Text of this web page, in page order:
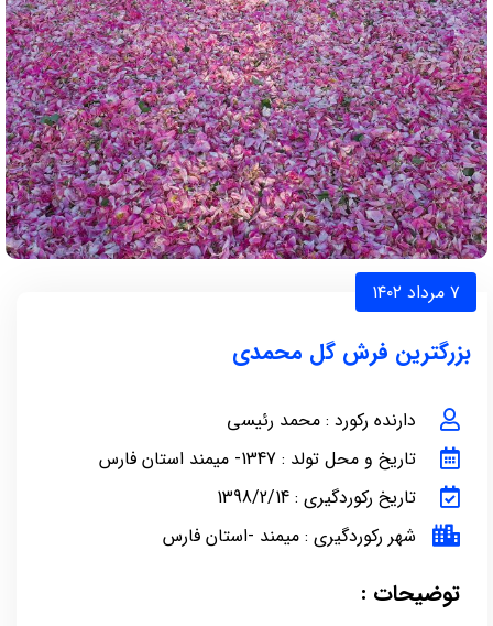
۷ مرداد ۱۴۰۲
بزرگترین فرش گل محمدی
دارنده رکورد : محمد رئیسی
تاریخ و محل تولد : 1347- میمند استان فارس
تاریخ رکوردگیری : 1398/2/14
شهر رکوردگیری : میمند -استان فارس
توضیحات :